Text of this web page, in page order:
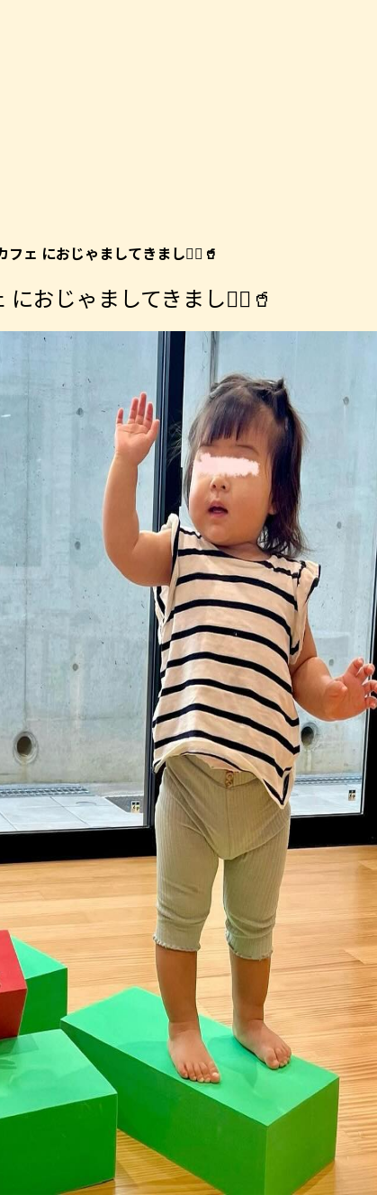
ェ におじゃましてきました🏻🥤
おじゃましてきました🏻🥤